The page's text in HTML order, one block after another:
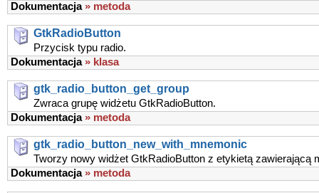
Dokumentacja » metoda
GtkRadioButton
Przycisk typu radio.
Dokumentacja » klasa
gtk_radio_button_get_group
Zwraca grupę widżetu GtkRadioButton.
Dokumentacja » metoda
gtk_radio_button_new_with_mnemonic
Tworzy nowy widżet GtkRadioButton z etykietą zawierającą
Dokumentacja » metoda